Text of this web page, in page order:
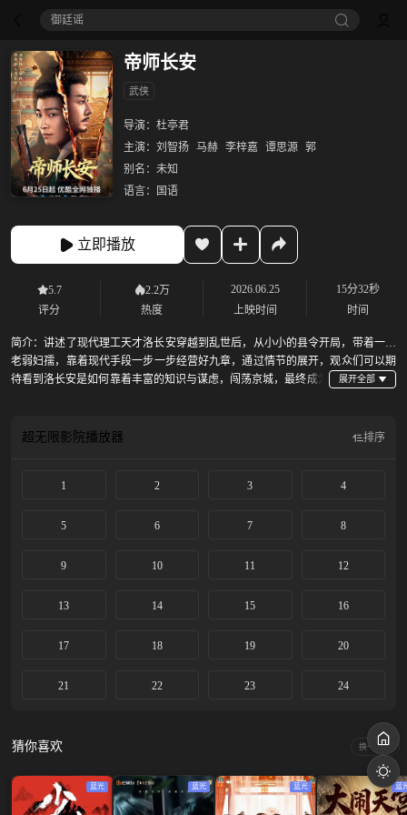
御廷谣‎
帝师长安
武侠
导演： 杜亭君
主演： 刘智扬 马赫 李梓嘉 谭思源 郭
别名： 未知
语言：
国语
立即播放
5.7
评分
2.2万
热度
2026.06.25
上映时间
15分32秒
时间
简介：讲述了现代理工天才洛长安穿越到乱世后，从小小的县令开局，带着一群
老弱妇孺，靠着现代手段一步一步经营好九章，通过情节的展开，观众们可以期
待看到洛长安是如何靠着丰富的知识与谋虑，闯荡京城，最终成为
超无限影院播放器 排序
1 2 3 4
5 6 7 8
9 10 11 12
13 14 15 16
17 18 19 20
21 22 23 24
猜你喜欢 换一换
蓝光 蓝光 蓝光 蓝